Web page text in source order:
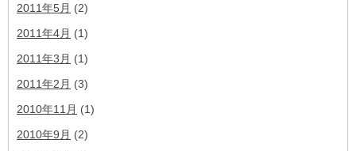
2011年5月 (2)
2011年4月 (1)
2011年3月 (1)
2011年2月 (3)
2010年11月 (1)
2010年9月 (2)